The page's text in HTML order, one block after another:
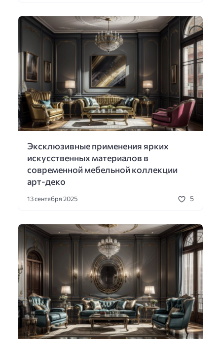
Эксклюзивные применения ярких
искусственных материалов в
современной мебельной коллекции
арт-деко
13 сентября 2025 5